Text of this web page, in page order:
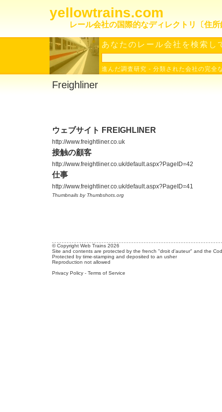
yellowtrains.com
レール会社の国際的なディレクトリ〔住所
あなたのレール会社を検索し
進んだ調査研究 - 分類された会社の完全
Freighliner
ウェブサイト FREIGHLINER
http://www.freightliner.co.uk
接触の顧客
http://www.freightliner.co.uk/default.aspx?PageID=42
仕事
http://www.freightliner.co.uk/default.aspx?PageID=41
Thumbnails by Thumbshots.org
© Copyright Web Trains 2026
Site and contents are protected by the french "droit d'auteur" and the
Protected by time-stamping and deposited to an usher
Reproduction not allowed
Privacy Policy - Terms of Service